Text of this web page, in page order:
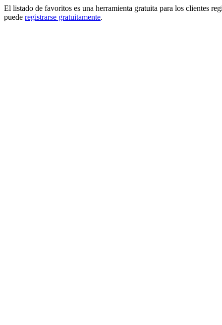
El listado de favoritos es una herramienta gratuita para los clientes
puede registrarse gratuitamente.